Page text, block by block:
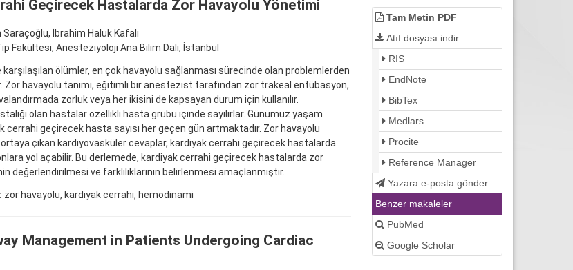
Geçirecek Hastalarda Zor Havayolu Yönetimi
Saraçoğlu, İbrahim Haluk Kafalı
Fakültesi, Anesteziyoloji Ana Bilim Dalı, İstanbul
ölümler, en çok havayolu sağlanması sürecinde olan problemlerden
Zor havayolu tanımı, eğitimli bir anestezist tarafından zor trakeal entübasyon,
zorluk veya her ikisini de kapsayan durum için kullanılır.
olan hastalar özellikli hasta grubu içinde sayılırlar. Günümüz yaşam
cerrahi geçirecek hasta sayısı her geçen gün artmaktadır. Zor havayolu
ortaya çıkan kardiyovasküler cevaplar, kardiyak cerrahi geçirecek hastalarda
yol açabilir. Bu derlemede, kardiyak cerrahi geçirecek hastalarda zor
değerlendirilmesi ve farklılıklarının belirlenmesi amaçlanmıştır.
zor havayolu, kardiyak cerrahi, hemodinami
Management in Patients Undergoing Cardiac
Tam Metin PDF
Atıf dosyası indir
RIS
EndNote
BibTex
Medlars
Procite
Reference Manager
Yazara e-posta gönder
Benzer makaleler
PubMed
Google Scholar